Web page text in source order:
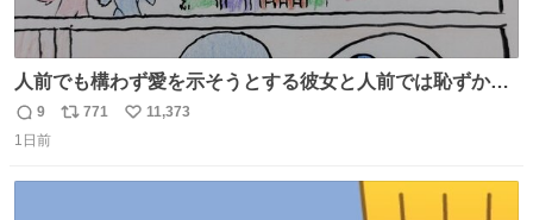
人前でも構わず愛を示そうとする彼女と人前では恥ずかし
いけど彼女を死ぬほど愛している彼氏 同士いませんか✋️
返
信
9
リ
771
い
11,373
1日前